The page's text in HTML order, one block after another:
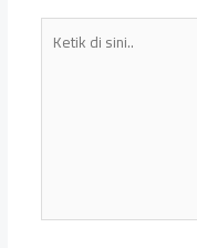
Ketik